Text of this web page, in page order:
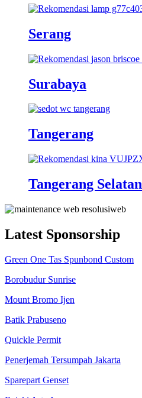
Serang
Surabaya
Tangerang
Tangerang Selatan
Latest Sponsorship
Green One Tas Spunbond Custom
Borobudur Sunrise
Mount Bromo Ijen
Batik Prabuseno
Quickle Permit
Penerjemah Tersumpah Jakarta
Sparepart Genset